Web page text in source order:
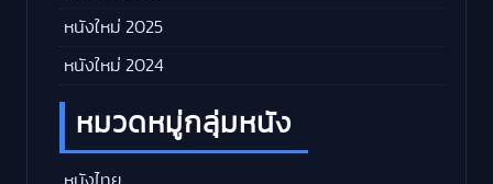
หนังใหม่ 2025
หนังใหม่ 2024
หมวดหมู่กลุ่มหนัง